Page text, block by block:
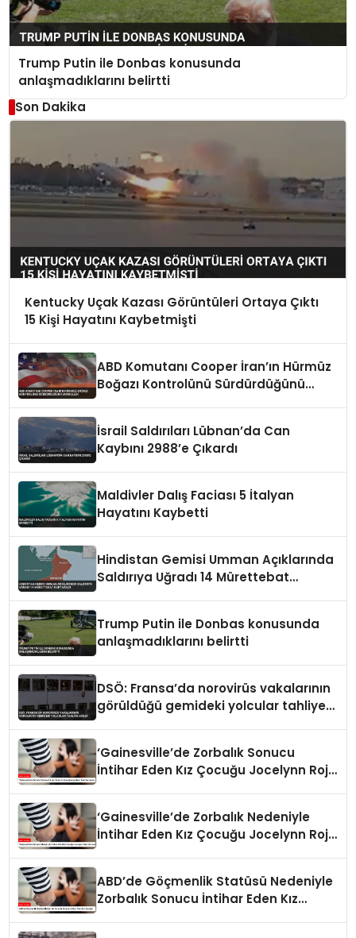
Trump Putin ile Donbas konusunda
anlaşmadıklarını belirtti
Son Dakika
Kentucky Uçak Kazası Görüntüleri Ortaya Çıktı
15 Kişi Hayatını Kaybetmişti
ABD Komutanı Cooper İran’ın Hürmüz
Boğazı Kontrolünü Sürdürdüğünü
İsrail Saldırıları Lübnan’da Can
Kaybını 2988’e Çıkardı
Maldivler Dalış Faciası 5 İtalyan
Hayatını Kaybetti
Hindistan Gemisi Umman Açıklarında
Saldırıya Uğradı 14 Mürettebat
Trump Putin ile Donbas konusunda
anlaşmadıklarını belirtti
DSÖ: Fransa’da norovirüs vakalarının
görüldüğü gemideki yolcular tahliye
‘Gainesville’de Zorbalık Sonucu
İntihar Eden Kız Çocuğu Jocelynn Rojo
‘Gainesville’de Zorbalık Nedeniyle
İntihar Eden Kız Çocuğu Jocelynn Rojo
ABD’de Göçmenlik Statüsü Nedeniyle
Zorbalık Sonucu İntihar Eden Kız